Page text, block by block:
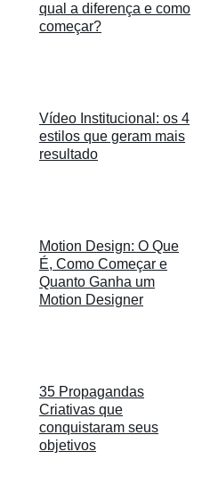
qual a diferença e como
começar?
Vídeo Institucional: os 4
estilos que geram mais
resultado
Motion Design: O Que
É, Como Começar e
Quanto Ganha um
Motion Designer
35 Propagandas
Criativas que
conquistaram seus
objetivos